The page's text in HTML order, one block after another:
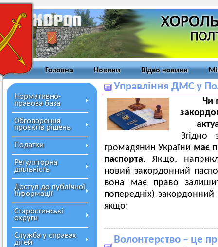
Головна Новини Відео новини
Нормативно-
правова база
Обговорення
проєктів рішень
Податки
Регуляторна
діяльність
Доступ до публічної
інформації
Старостинські
округи
Служба у справах
дітей
Управління ДМС у
Чи
Згідно
громадянин України має
паспорта. Якщо,
новий закордонний
вона має право
попередніх) закордонний
якщо:
Волонтерство – це